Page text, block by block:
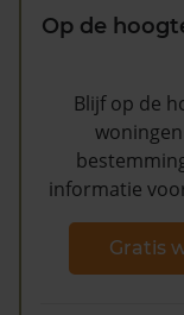
Op de
Blijf op de
informatie
Gratis